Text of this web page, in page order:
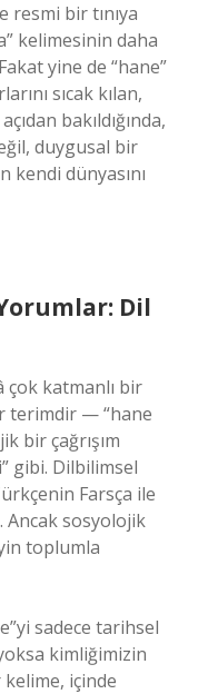
resmi bir tınıya
kelimesinin daha
yine de “hane”
sıcak kılan,
bakıldığında,
duygusal bir
kendi dünyasını
Dil
çok katmanlı bir
terimdir — “hane
bir çağrışım
gibi. Dilbilimsel
Farsça ile
sosyolojik
toplumla
sadece tarihsel
kimliğimizin
kelime, içinde